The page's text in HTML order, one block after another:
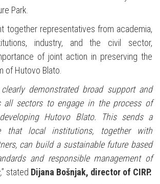
Park.
together representatives from academia,
industry, and the civil sector,
of joint action in preserving the
of Hutovo Blato.
demonstrated broad support and
all sectors to engage in the process of
Hutovo Blato. This sends a
that local institutions, together with
can build a sustainable future based
and responsible management of
” stated Dijana Bošnjak, director of CIRP.